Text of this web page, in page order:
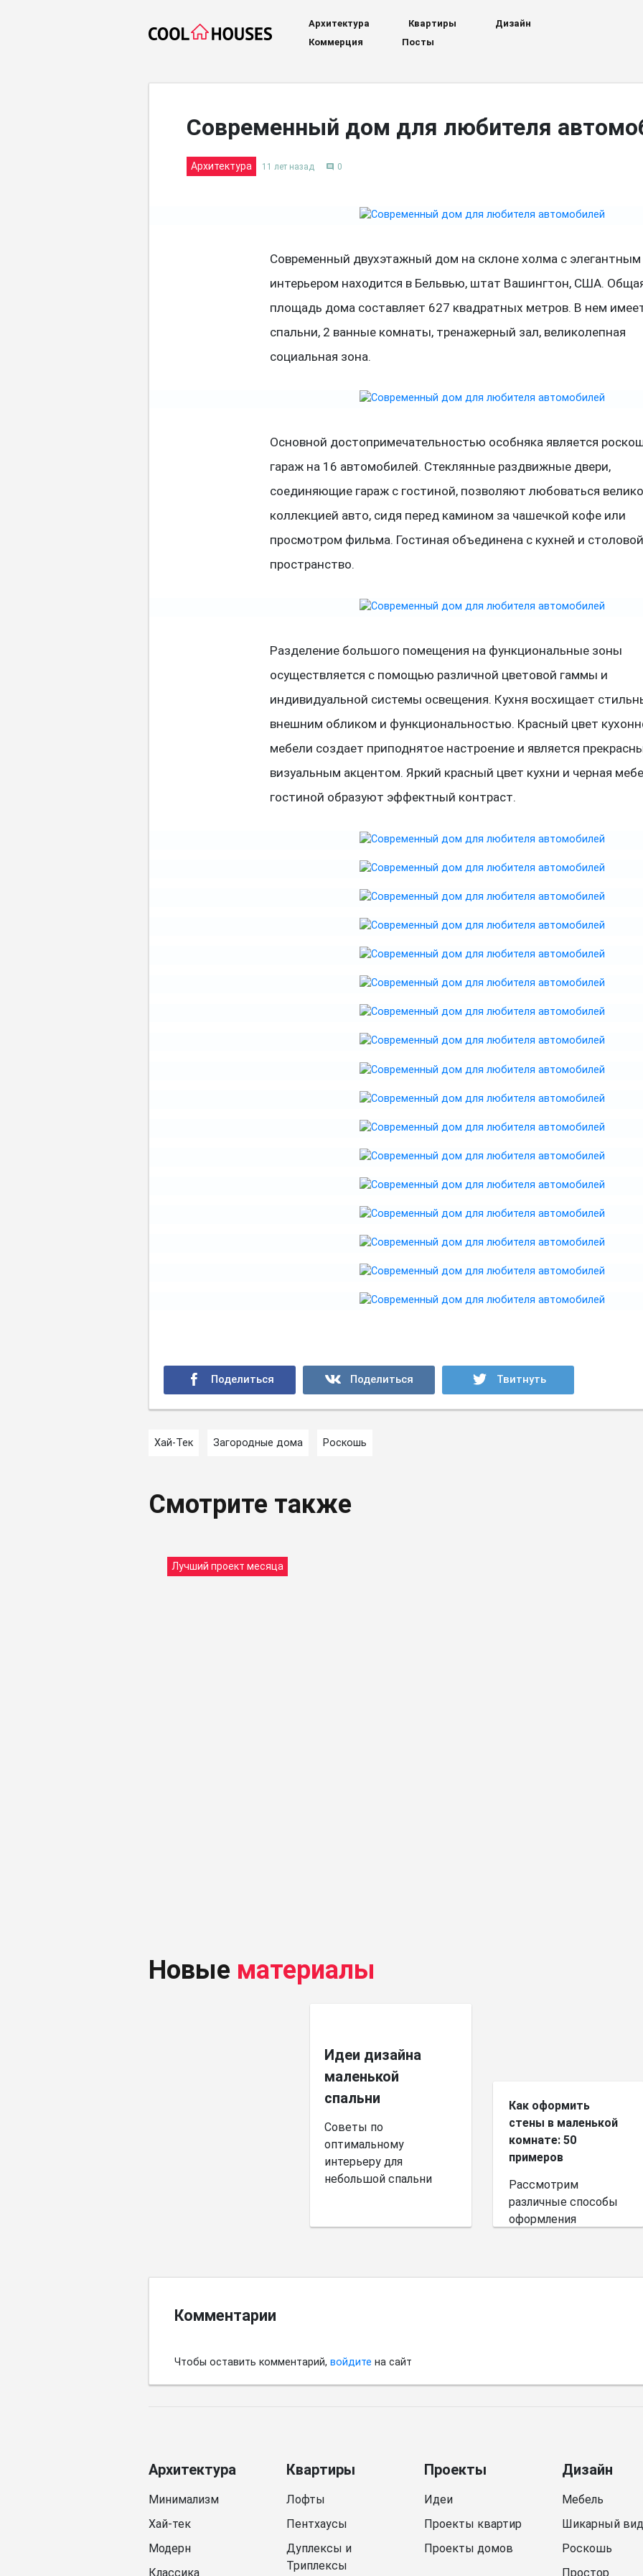
Архитектура Квартиры
Дизайн
Коммерция
Посты
Современный дом для любителя
Архитектура 11 лет назад comment 0
Современный двухэтажный дом на склоне холма с элегантным
интерьером находится в Бельвью, штат Вашингтон, США.
площадь дома составляет 627 квадратных метров. В нем
спальни, 2 ванные комнаты, тренажерный зал, великолепная
социальная зона.
Основной достопримечательностью особняка является
гараж на 16 автомобилей. Стеклянные раздвижные двери,
соединяющие гараж с гостиной, позволяют любоваться
коллекцией авто, сидя перед камином за чашечкой кофе или
просмотром фильма. Гостиная объединена с кухней и
пространство.
Разделение большого помещения на функциональные зоны
осуществляется с помощью различной цветовой гаммы и
индивидуальной системы освещения. Кухня восхищает
внешним обликом и функциональностью. Красный цвет
мебели создает приподнятое настроение и является
визуальным акцентом. Яркий красный цвет кухни и черная
гостиной образуют эффектный контраст.
Хай-Тек Загородные дома Роскошь
Смотрите также
Лучший проект месяца
Новые материалы
Идеи дизайна
маленькой
спальни
Советы по
оптимальному
интерьеру для
небольшой спальни
Как оформить
стены в маленькой
комнате: 50
примеров
Рассмотрим
различные способы
оформления
Комментарии
Чтобы оставить комментарий, войдите на сайт
Архитектура
Минимализм
Хай-тек
Модерн
Классика
Квартиры
Лофты
Пентхаусы
Дуплексы и
Триплексы
Проекты
Идеи
Проекты квартир
Проекты домов
Дизайн
Мебель
Шикарный вид
Роскошь
Простор